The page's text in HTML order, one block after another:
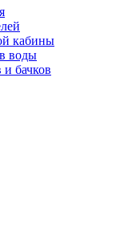
кабины
воды
и бачков